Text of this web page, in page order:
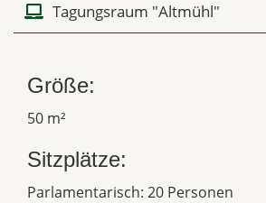
Tagungsraum "Altmühl"
Größe:
50 m²
Sitzplätze:
Parlamentarisch: 20 Personen